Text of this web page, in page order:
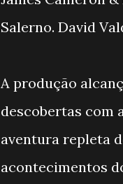
Salerno. David
A produção
descobertas com
aventura repleta
acontecimentos